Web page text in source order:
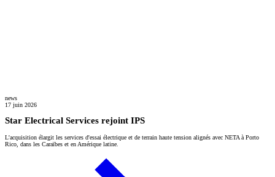
news
17 juin 2026
Star Electrical Services rejoint IPS
L'acquisition élargit les services d'essai électrique et de terrain haute tension alignés avec NETA à Porto
Rico, dans les Caraïbes et en Amérique latine.